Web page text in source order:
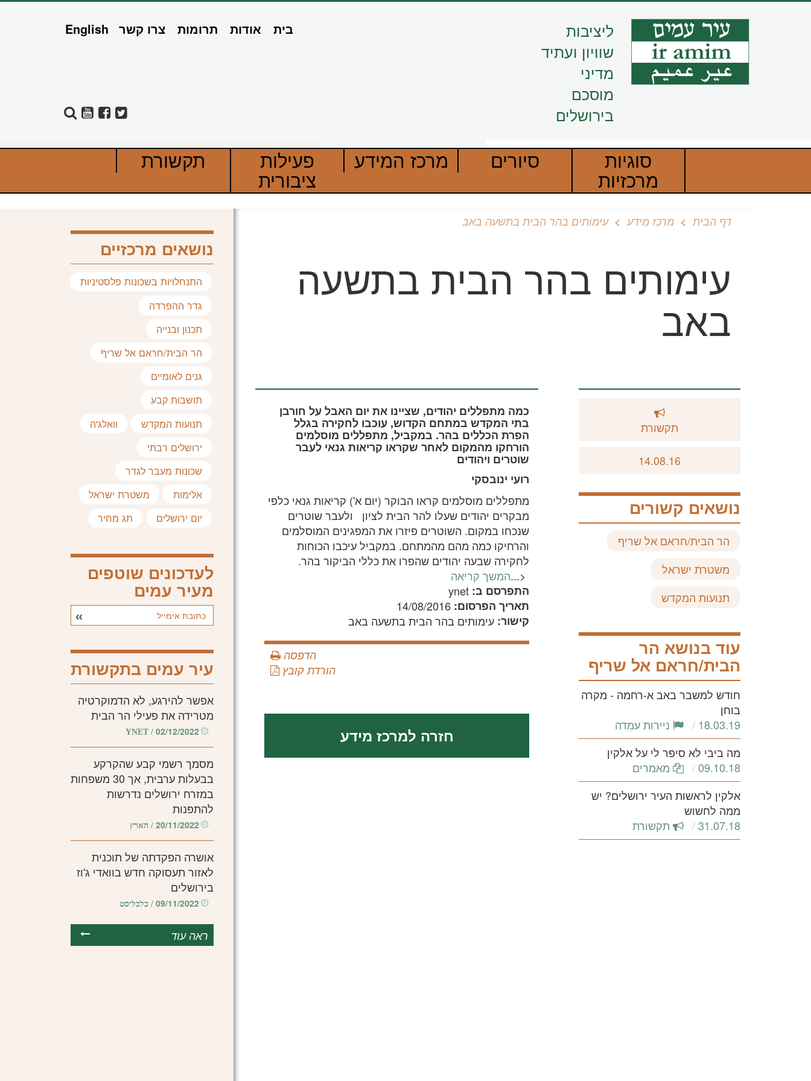
ליציבות
שוויון ועתיד
מדיני
מוסכם
בירושלים
בית אודות תרומות צרו קשר English
סוגיות
מרכזיות
סיורים מרכז המידע פעילות
ציבורית
תקשורת
דף הבית מרכז מידע עימותים בהר הבית בתשעה באב
עימותים בהר הבית בתשעה
באב
כמה מתפללים יהודים, שציינו את יום האבל על חורבן
בתי המקדש במתחם הקדוש, עוכבו לחקירה בגלל
הפרת הכללים בהר. במקביל, מתפללים מוסלמים
הורחקו מהמקום לאחר שקראו קריאות גנאי לעבר
שוטרים ויהודים
רועי ינובסקי
מתפללים מוסלמים קראו הבוקר (יום א') קריאות גנאי כלפי
מבקרים יהודים שעלו להר הבית לציון ולעבר שוטרים
שנכחו במקום. השוטרים פיזרו את המפגינים המוסלמים
והרחיקו כמה מהם מהמתחם. במקביל עיכבו הכוחות
לחקירה שבעה יהודים שהפרו את כללי הביקור בהר.
<
...המשך קריאה
התפרסם ב: ynet
תאריך הפרסום: 14/08/2016
קישור: עימותים בהר הבית בתשעה באב
הדפסה
הורדת קובץ
חזרה למרכז מידע
תקשורת
14.08.16
נושאים קשורים
הר הבית/חראם אל שריף
משטרת ישראל
תנועות המקדש
עוד בנושא הר
הבית/חראם אל שריף
חודש למשבר באב א-רחמה - מקרה
בוחן
18.03.19
ניירות עמדה
מה ביבי לא סיפר לי על אלקין
09.10.18
מאמרים
אלקין לראשות העיר ירושלים? יש
ממה לחשוש
31.07.18
תקשורת
נושאים מרכזיים
התנחלויות בשכונות פלסטיניות
גדר ההפרדה
תכנון ובנייה
הר הבית/חראם אל שריף
גנים לאומיים
תושבות קבע
תנועות המקדש
וואלג'ה
ירושלים רבתי
שכונות מעבר לגדר
אלימות
משטרת ישראל
יום ירושלים
תג מחיר
לעדכונים שוטפים
מעיר עמים
עיר עמים בתקשורת
אפשר להירגע, לא הדמוקרטיה
מטרידה את פעילי הר הבית
02/12/2022
/ YNET
מסמך רשמי קבע שהקרקע
בבעלות ערבית, אך 30 משפחות
במזרח ירושלים נדרשות
להתפנות
20/11/2022/ הארץ
אושרה הפקדתה של תוכנית
לאזור תעסוקה חדש בוואדי ג'וז
בירושלים
09/11/2022/ כלכליסט
ראה עוד